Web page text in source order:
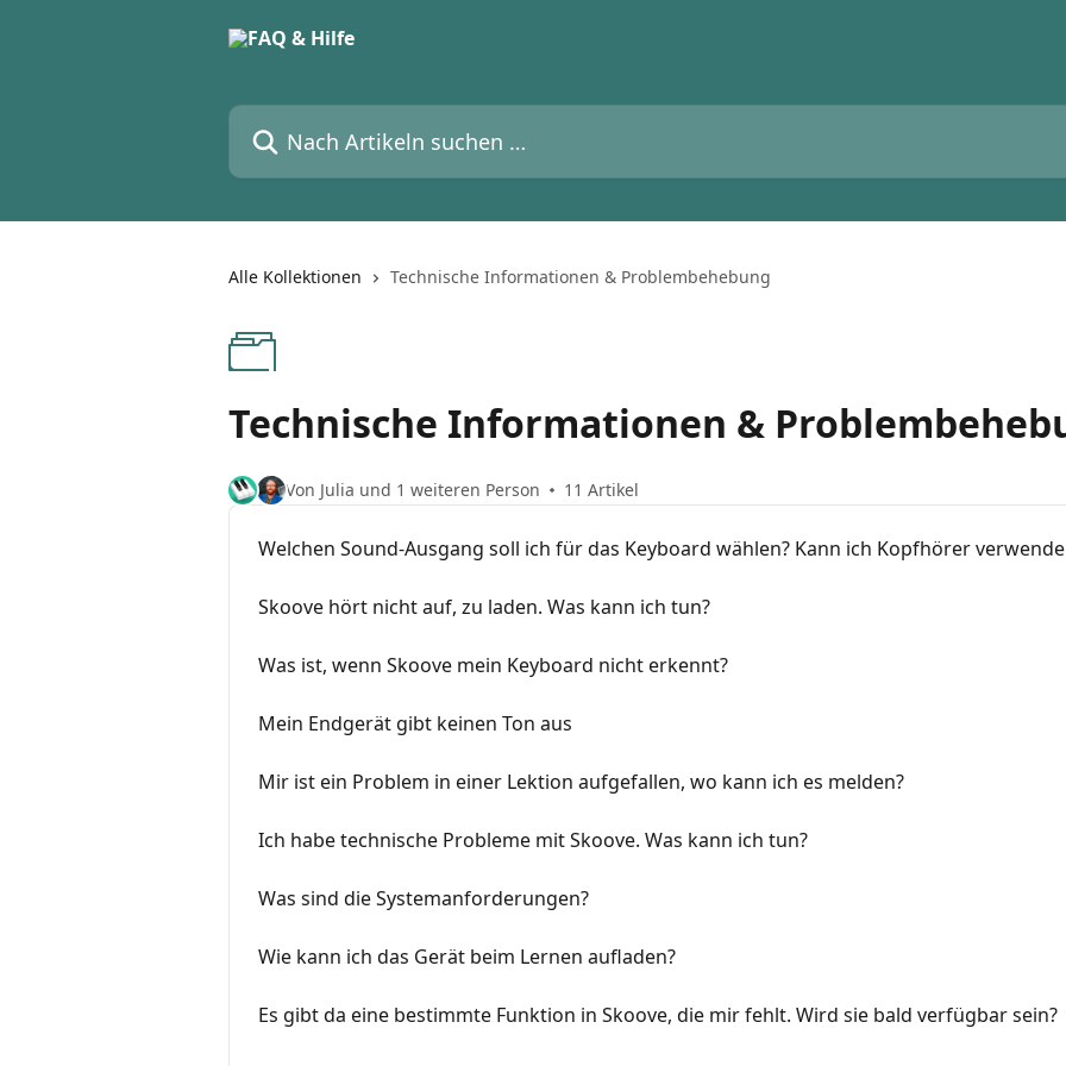
Nach Artikeln suchen …
Alle Kollektionen Technische Informationen & Problembehebung
Technische Informationen &
Von Julia und 1 weiteren Person 11 Artikel
Welchen Sound-Ausgang soll ich für das Keyboard wählen? Kann ich Kopfhörer
Skoove hört nicht auf, zu laden. Was kann ich tun?
Was ist, wenn Skoove mein Keyboard nicht erkennt?
Mein Endgerät gibt keinen Ton aus
Mir ist ein Problem in einer Lektion aufgefallen, wo kann ich es melden?
Ich habe technische Probleme mit Skoove. Was kann ich tun?
Was sind die Systemanforderungen?
Wie kann ich das Gerät beim Lernen aufladen?
Es gibt da eine bestimmte Funktion in Skoove, die mir fehlt. Wird sie bald verfügbar sein?